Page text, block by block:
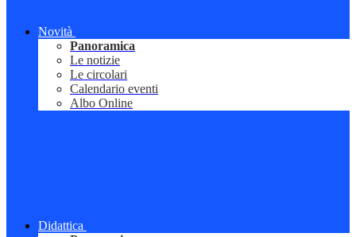
Novità
Panoramica
Le notizie
Le circolari
Calendario eventi
Albo Online
Didattica